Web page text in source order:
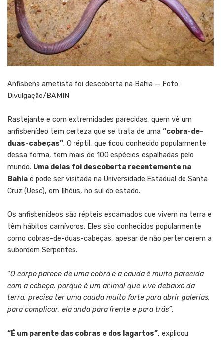
Anfisbena ametista foi descoberta na Bahia — Foto:
Divulgação/BAMIN
Rastejante e com extremidades parecidas, quem vê um
anfisbenídeo tem certeza que se trata de uma “cobra-de-
duas-cabeças”. O réptil, que ficou conhecido popularmente
dessa forma, tem mais de 100 espécies espalhadas pelo
mundo. Uma delas foi descoberta recentemente na
Bahia e pode ser visitada na Universidade Estadual de Santa
Cruz (Uesc), em Ilhéus, no sul do estado.
Os anfisbenídeos são répteis escamados que vivem na terra e
têm hábitos carnívoros. Eles são conhecidos popularmente
como cobras-de-duas-cabeças, apesar de não pertencerem a
subordem Serpentes.
“O corpo parece de uma cobra e a cauda é muito parecida
com a cabeça, porque é um animal que vive debaixo da
terra, precisa ter uma cauda muito forte para abrir galerias.
para complicar, ela anda para frente e para trás”.
“É um parente das cobras e dos lagartos”, explicou